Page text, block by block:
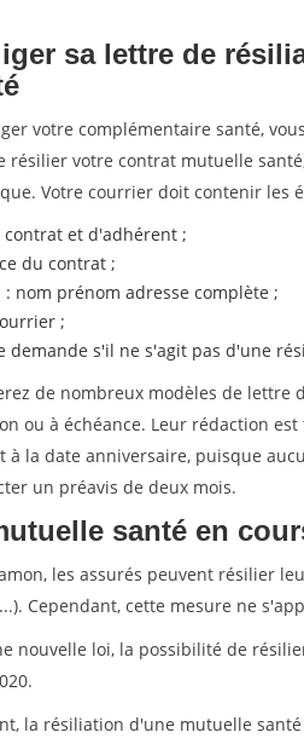
sa lettre de
votre complémentaire santé,
résilier votre contrat mutuelle
Votre courrier doit contenir les
et d'adhérent ;
du contrat ;
: nom prénom adresse complète ;
;
demande s'il ne s'agit pas d'une
de nombreux modèles de
ou à échéance. Leur rédaction
à la date anniversaire, puisque
un préavis de deux mois.
santé en
les assurés peuvent résilier
Cependant, cette mesure ne
nouvelle loi, la possibilité de
la résiliation d'une mutuelle